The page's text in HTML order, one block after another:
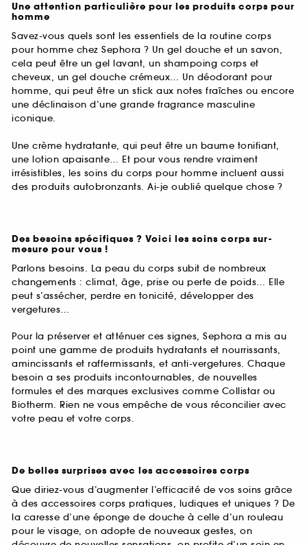
Une attention particulière pour les produits corps pour
homme
Savez-vous quels sont les essentiels de la routine corps
pour homme chez Sephora ? Un gel douche et un savon,
cela peut être un gel lavant, un shampoing corps et
cheveux, un gel douche crémeux… Un déodorant pour
homme, qui peut être un stick aux notes fraîches ou encore
une déclinaison d’une grande fragrance masculine
iconique.
Une crème hydratante, qui peut être un baume tonifiant,
une lotion apaisante… Et pour vous rendre vraiment
irrésistibles, les soins du corps pour homme incluent aussi
des produits autobronzants. Ai-je oublié quelque chose ?
Des besoins spécifiques ? Voici les soins corps sur-
mesure pour vous !
Parlons besoins. La peau du corps subit de nombreux
changements : climat, âge, prise ou perte de poids… Elle
peut s’assécher, perdre en tonicité, développer des
vergetures…
Pour la préserver et atténuer ces signes, Sephora a mis au
point une gamme de produits hydratants et nourrissants,
amincissants et raffermissants, et anti-vergetures. Chaque
besoin a ses produits incontournables, de nouvelles
formules et des marques exclusives comme Collistar ou
Biotherm. Rien ne vous empêche de vous réconcilier avec
votre peau et votre corps.
De belles surprises avec les accessoires corps
Que diriez-vous d’augmenter l’efficacité de vos soins grâce
à des accessoires corps pratiques, ludiques et uniques ? De
la caresse d’une éponge de douche à celle d’un rouleau
pour le visage, on adopte de nouveaux gestes, on